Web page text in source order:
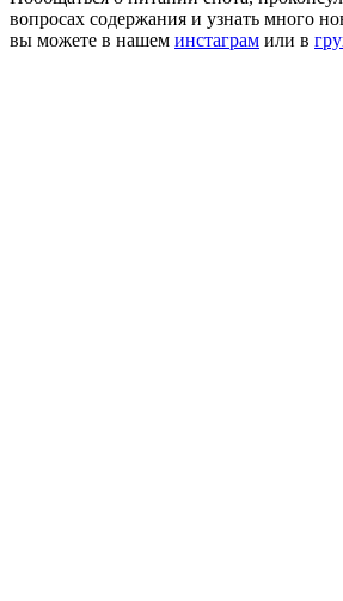
вопросах содержания и узнать много
вы можете в нашем инстаграм или в